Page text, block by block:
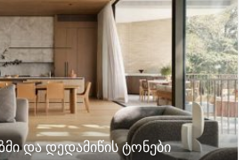
და დედამიწის ტონები